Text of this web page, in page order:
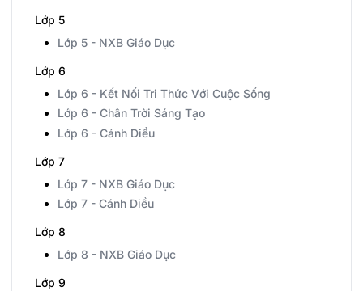
Lớp 5
Lớp 5 - NXB Giáo Dục
Lớp 6
Lớp 6 - Kết Nối Tri Thức Với Cuộc Sống
Lớp 6 - Chân Trời Sáng Tạo
Lớp 6 - Cánh Diều
Lớp 7
Lớp 7 - NXB Giáo Dục
Lớp 7 - Cánh Diều
Lớp 8
Lớp 8 - NXB Giáo Dục
Lớp 9